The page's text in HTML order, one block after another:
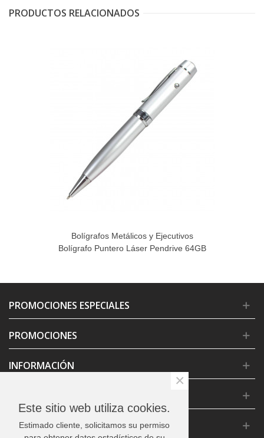
PRODUCTOS RELACIONADOS
Bolígrafos Metálicos y Ejecutivos
Bolígrafo Puntero Láser Pendrive 64GB
PROMOCIONES ESPECIALES
PROMOCIONES
INFORMACIÓN
CONTACTO
Este sitio web utiliza cookies.
Estimado cliente, solicitamos su permiso
×